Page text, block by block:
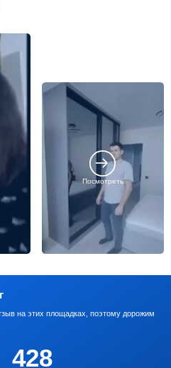
Посмотреть
на этих площадках, поэтому дорожим
428